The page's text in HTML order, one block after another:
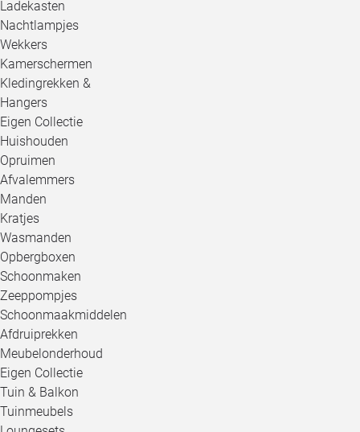
Ladekasten
Nachtlampjes
Wekkers
Kamerschermen
Kledingrekken &
Hangers
Eigen Collectie
Huishouden
Opruimen
Afvalemmers
Manden
Kratjes
Wasmanden
Opbergboxen
Schoonmaken
Zeeppompjes
Schoonmaakmiddelen
Afdruiprekken
Meubelonderhoud
Eigen Collectie
Tuin & Balkon
Tuinmeubels